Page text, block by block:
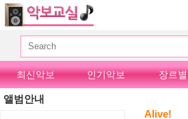
최신악보 인기악보 장르
앨범안내
Alive!